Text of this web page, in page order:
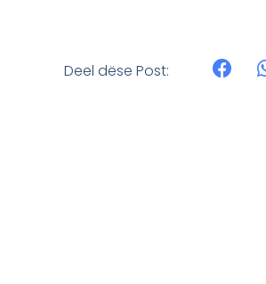
Deel dëse Post: